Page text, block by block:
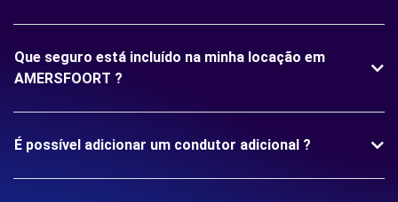
Que seguro está incluído na minha locação em
AMERSFOORT ?
É possível adicionar um condutor adicional ?